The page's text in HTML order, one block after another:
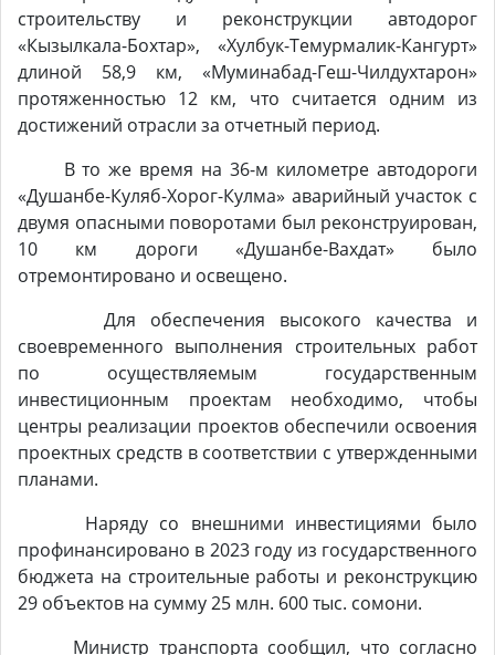
строительству и реконструкции автодорог
«Кызылкала-Бохтар», «Хулбук-Темурмалик-Кангурт»
длиной 58,9 км, «Муминабад-Геш-Чилдухтарон»
протяженностью 12 км, что считается одним из
достижений отрасли за отчетный период.
В то же время на 36-м километре автодороги
«Душанбе-Куляб-Хорог-Кулма» аварийный участок с
двумя опасными поворотами был реконструирован,
10 км дороги «Душанбе-Вахдат» было
отремонтировано и освещено.
Для обеспечения высокого качества и
своевременного выполнения строительных работ
по осуществляемым государственным
инвестиционным проектам необходимо, чтобы
центры реализации проектов обеспечили освоения
проектных средств в соответствии с утвержденными
планами.
Наряду со внешними инвестициями было
профинансировано в 2023 году из государственного
бюджета на строительные работы и реконструкцию
29 объектов на сумму 25 млн. 600 тыс. сомони.
Министр транспорта сообщил, что согласно